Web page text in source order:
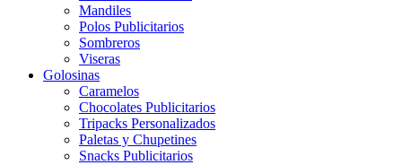
Mandiles
Polos Publicitarios
Sombreros
Viseras
Golosinas
Caramelos
Chocolates Publicitarios
Tripacks Personalizados
Paletas y Chupetines
Snacks Publicitarios